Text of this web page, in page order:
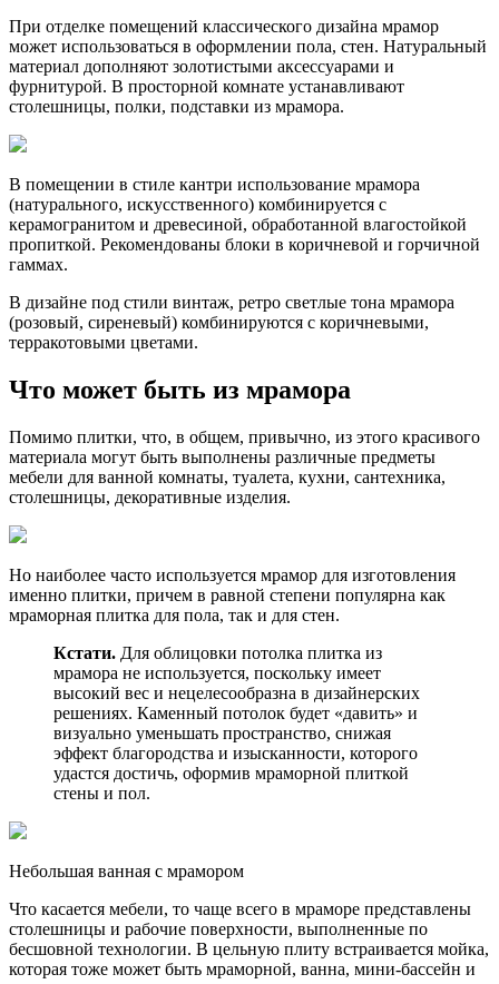
При отделке помещений классического дизайна мрамор
может использоваться в оформлении пола, стен. Натуральный
материал дополняют золотистыми аксессуарами и
фурнитурой. В просторной комнате устанавливают
столешницы, полки, подставки из мрамора.
В помещении в стиле кантри использование мрамора
(натурального, искусственного) комбинируется с
керамогранитом и древесиной, обработанной влагостойкой
пропиткой. Рекомендованы блоки в коричневой и горчичной
гаммах.
В дизайне под стили винтаж, ретро светлые тона мрамора
(розовый, сиреневый) комбинируются с коричневыми,
терракотовыми цветами.
Что может быть из мрамора
Помимо плитки, что, в общем, привычно, из этого красивого
материала могут быть выполнены различные предметы
мебели для ванной комнаты, туалета, кухни, сантехника,
столешницы, декоративные изделия.
Но наиболее часто используется мрамор для изготовления
именно плитки, причем в равной степени популярна как
мраморная плитка для пола, так и для стен.
Кстати. Для облицовки потолка плитка из
мрамора не используется, поскольку имеет
высокий вес и нецелесообразна в дизайнерских
решениях. Каменный потолок будет «давить» и
визуально уменьшать пространство, снижая
эффект благородства и изысканности, которого
удастся достичь, оформив мраморной плиткой
стены и пол.
Небольшая ванная с мрамором
Что касается мебели, то чаще всего в мраморе представлены
столешницы и рабочие поверхности, выполненные по
бесшовной технологии. В цельную плиту встраивается мойка,
которая тоже может быть мраморной, ванна, мини-бассейн и